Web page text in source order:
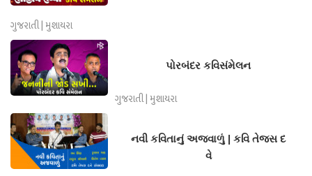
ગુજરાતી | મુશાયરા
પોરબંદર કવિસંમેલન
ગુજરાતી | મુશાયરા
નવી કવિતાનું અજવાળું | કવિ તેજસ દ
વે